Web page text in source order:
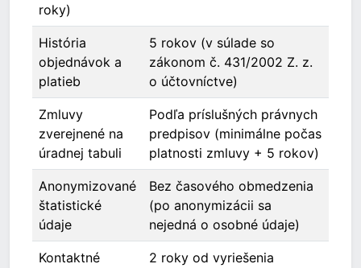
roky)
História
objednávok a
platieb
5 rokov (v súlade so
zákonom č. 431/2002 Z. z.
o účtovníctve)
Zmluvy
zverejnené na
úradnej tabuli
Podľa príslušných právnych
predpisov (minimálne počas
platnosti zmluvy + 5 rokov)
Anonymizované
štatistické
údaje
Bez časového obmedzenia
(po anonymizácii sa
nejedná o osobné údaje)
Kontaktné
2 roky od vyriešenia